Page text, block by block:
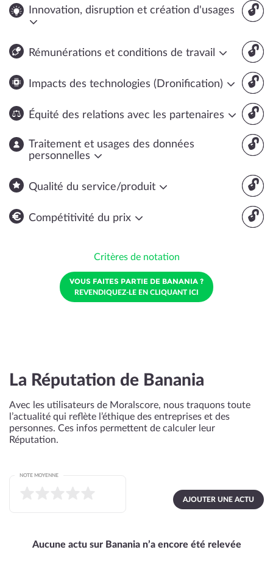
🔓
Innovation, disruption et création d'usages
🔓
Rémunérations et conditions de travail
🔓
Impacts des technologies (Dronification)
🔓
Équité des relations avec les partenaires
🔓
Traitement et usages des données
personnelles
🔓
Qualité du service/produit
🔓
Compétitivité du prix
Critères de notation
VOUS FAITES PARTIE DE BANANIA ?
REVENDIQUEZ-LE EN CLIQUANT ICI
La Réputation de Banania
Avec les utilisateurs de Moralscore, nous traquons toute
l’actualité qui reflète l’éthique des entreprises et des
personnes. Ces infos permettent de calculer leur
Réputation.
AJOUTER UNE ACTU
NOTE MOYENNE
Aucune actu sur Banania n’a encore été relevée